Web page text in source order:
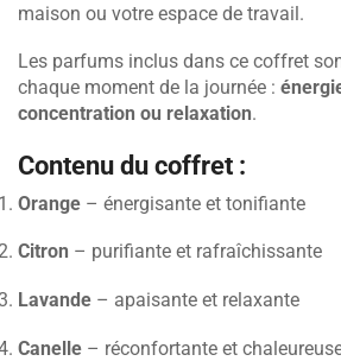
maison ou votre espace de travail.
Les parfums inclus dans ce coffret
chaque moment de la journée :
concentration ou relaxation.
Contenu du coffret :
Orange – énergisante et tonifiante
Citron – purifiante et rafraîchissante
Lavande – apaisante et relaxante
Canelle – réconfortante et